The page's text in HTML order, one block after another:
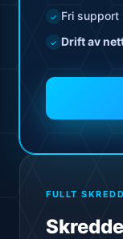
✓ Fri support
✓ Drift av
FULLT